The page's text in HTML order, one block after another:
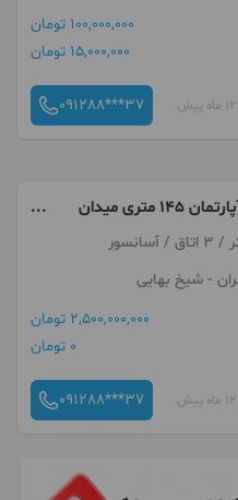
100,000,000 تومان
15,000,000 تومان
091288***37
اجاره آپارتمان 145 متری میدان
- شیخ بهایی
2,500,000,000 تومان
0 تومان
091288***37